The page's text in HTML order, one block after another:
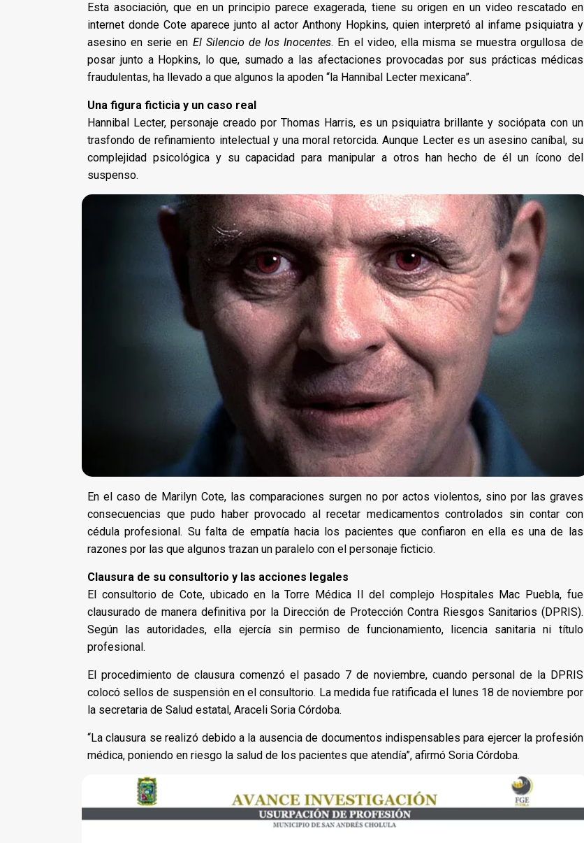
Esta asociación, que en un principio parece exagerada, tiene su origen en un video rescatado en
internet donde Cote aparece junto al actor Anthony Hopkins, quien interpretó al infame psiquiatra y
asesino en serie en El Silencio de los Inocentes. En el video, ella misma se muestra orgullosa de
posar junto a Hopkins, lo que, sumado a las afectaciones provocadas por sus prácticas médicas
fraudulentas, ha llevado a que algunos la apoden “la Hannibal Lecter mexicana”.
Una figura ficticia y un caso real
Hannibal Lecter, personaje creado por Thomas Harris, es un psiquiatra brillante y sociópata con un
trasfondo de refinamiento intelectual y una moral retorcida. Aunque Lecter es un asesino caníbal, su
complejidad psicológica y su capacidad para manipular a otros han hecho de él un ícono del
suspenso.
En el caso de Marilyn Cote, las comparaciones surgen no por actos violentos, sino por las graves
consecuencias que pudo haber provocado al recetar medicamentos controlados sin contar con
cédula profesional. Su falta de empatía hacia los pacientes que confiaron en ella es una de las
razones por las que algunos trazan un paralelo con el personaje ficticio.
Clausura de su consultorio y las acciones legales
El consultorio de Cote, ubicado en la Torre Médica II del complejo Hospitales Mac Puebla, fue
clausurado de manera definitiva por la Dirección de Protección Contra Riesgos Sanitarios (DPRIS).
Según las autoridades, ella ejercía sin permiso de funcionamiento, licencia sanitaria ni título
profesional.
El procedimiento de clausura comenzó el pasado 7 de noviembre, cuando personal de la DPRIS
colocó sellos de suspensión en el consultorio. La medida fue ratificada el lunes 18 de noviembre por
la secretaria de Salud estatal, Araceli Soria Córdoba.
“La clausura se realizó debido a la ausencia de documentos indispensables para ejercer la profesión
médica, poniendo en riesgo la salud de los pacientes que atendía”, afirmó Soria Córdoba.